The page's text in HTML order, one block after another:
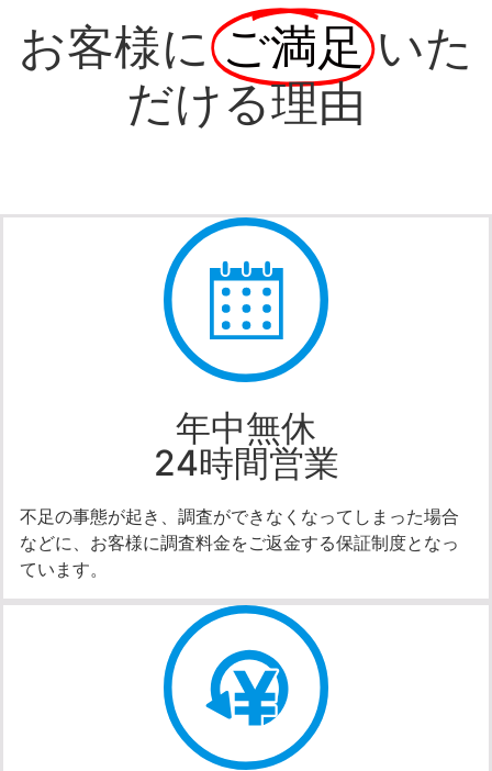
お客様に ご満足 いた
だける理由
年中無休
24時間営業
不足の事態が起き、調査ができなくなってしまった場合
などに、お客様に調査料金をご返金する保証制度となっ
ています。